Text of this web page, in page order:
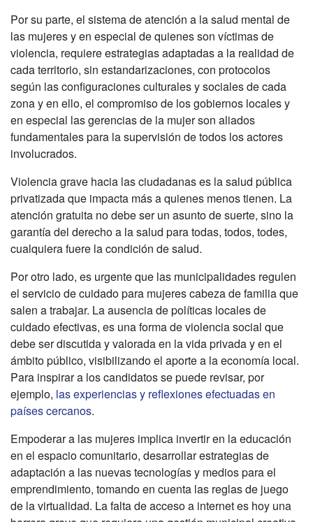
Por su parte, el sistema de atención a la salud mental de
las mujeres y en especial de quienes son víctimas de
violencia, requiere estrategias adaptadas a la realidad de
cada territorio, sin estandarizaciones, con protocolos
según las configuraciones culturales y sociales de cada
zona y en ello, el compromiso de los gobiernos locales y
en especial las gerencias de la mujer son aliados
fundamentales para la supervisión de todos los actores
involucrados.
Violencia grave hacia las ciudadanas es la salud pública
privatizada que impacta más a quienes menos tienen. La
atención gratuita no debe ser un asunto de suerte, sino la
garantía del derecho a la salud para todas, todos, todes,
cualquiera fuere la condición de salud.
Por otro lado, es urgente que las municipalidades regulen
el servicio de cuidado para mujeres cabeza de familia que
salen a trabajar. La ausencia de políticas locales de
cuidado efectivas, es una forma de violencia social que
debe ser discutida y valorada en la vida privada y en el
ámbito público, visibilizando el aporte a la economía local.
Para inspirar a los candidatos se puede revisar, por
ejemplo, las experiencias y reflexiones efectuadas en
países cercanos.
Empoderar a las mujeres implica invertir en la educación
en el espacio comunitario, desarrollar estrategias de
adaptación a las nuevas tecnologías y medios para el
emprendimiento, tomando en cuenta las reglas de juego
de la virtualidad. La falta de acceso a internet es hoy una